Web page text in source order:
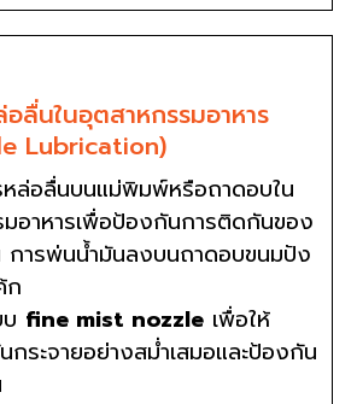
ลื่นในอุตสาหกรรมอาหาร
Lubrication)
ล่อลื่นบนแม่พิมพ์หรือถาดอบใน
อาหารเพื่อป้องกันการติดกันของ
การพ่นน้ำมันลงบนถาดอบขนมปัง
ก
fine mist nozzle เพื่อให้
กระจายอย่างสม่ำเสมอและป้องกัน